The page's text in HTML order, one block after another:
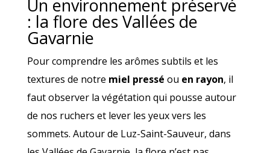
Un environnement préservé
: la flore des Vallées de
Gavarnie
Pour comprendre les arômes subtils et les
textures de notre miel pressé ou en rayon, il
faut observer la végétation qui pousse autour
de nos ruchers et lever les yeux vers les
sommets. Autour de Luz-Saint-Sauveur, dans